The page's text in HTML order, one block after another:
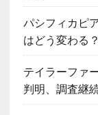
パシフィカピ
はどう変わる？
テイラーファ
判明、調査継